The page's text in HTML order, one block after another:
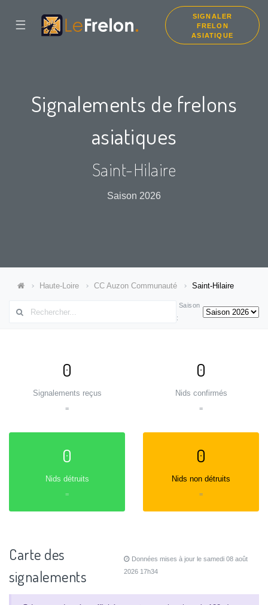
☰
SIGNALER
FRELON
ASIATIQUE
Signalements de frelons
asiatiques
Saint-Hilaire
Saison 2026
Haute-Loire CC Auzon Communauté Saint-Hilaire
Saison
:
0
Signalements reçus
=
0
Nids confirmés
=
0
Nids détruits
=
0
Nids non détruits
=
Carte des
signalements
Données mises à jour le samedi 08 août
2026 17h34